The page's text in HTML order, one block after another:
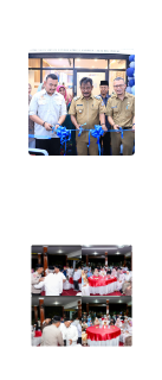
JAMBI
WN
SULTRA
NTB
WN
SULTENG